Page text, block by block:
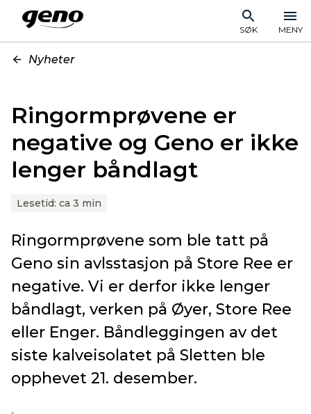
SØK MENY
Nyheter
Ringormprøvene er
negative og Geno er ikke
lenger båndlagt
Lesetid: ca 3 min
Ringormprøvene som ble tatt på
Geno sin avlsstasjon på Store Ree er
negative. Vi er derfor ikke lenger
båndlagt, verken på Øyer, Store Ree
eller Enger. Båndleggingen av det
siste kalveisolatet på Sletten ble
opphevet 21. desember.